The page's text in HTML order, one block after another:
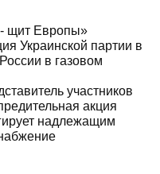
- щит Европы»
Украинской партии в
в газовом
участников
акция
надлежащим